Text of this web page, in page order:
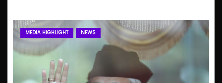
MEDIA HIGHLIGHT NEWS